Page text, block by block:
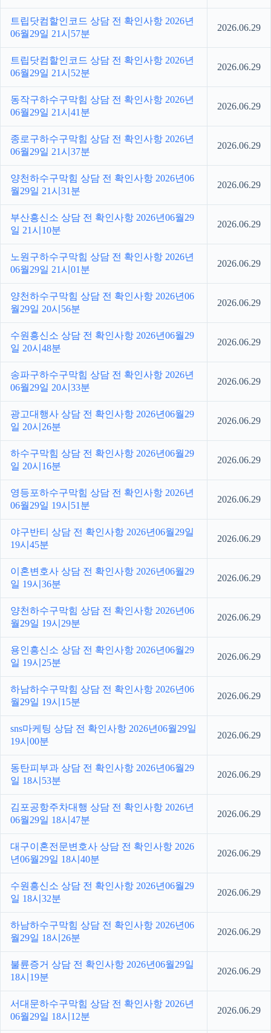
트립닷컴할인코드 상담 전 확인사항 2026년
06월29일 21시57분
2026.06.29
트립닷컴할인코드 상담 전 확인사항 2026년
06월29일 21시52분
2026.06.29
동작구하수구막힘 상담 전 확인사항 2026년
06월29일 21시41분
2026.06.29
종로구하수구막힘 상담 전 확인사항 2026년
06월29일 21시37분
2026.06.29
양천하수구막힘 상담 전 확인사항 2026년06
월29일 21시31분
2026.06.29
부산흥신소 상담 전 확인사항 2026년06월29
일 21시10분
2026.06.29
노원구하수구막힘 상담 전 확인사항 2026년
06월29일 21시01분
2026.06.29
양천하수구막힘 상담 전 확인사항 2026년06
월29일 20시56분
2026.06.29
수원흥신소 상담 전 확인사항 2026년06월29
일 20시48분
2026.06.29
송파구하수구막힘 상담 전 확인사항 2026년
06월29일 20시33분
2026.06.29
광고대행사 상담 전 확인사항 2026년06월29
일 20시26분
2026.06.29
하수구막힘 상담 전 확인사항 2026년06월29
일 20시16분
2026.06.29
영등포하수구막힘 상담 전 확인사항 2026년
06월29일 19시51분
2026.06.29
야구반티 상담 전 확인사항 2026년06월29일
19시45분
2026.06.29
이혼변호사 상담 전 확인사항 2026년06월29
일 19시36분
2026.06.29
양천하수구막힘 상담 전 확인사항 2026년06
월29일 19시29분
2026.06.29
용인흥신소 상담 전 확인사항 2026년06월29
일 19시25분
2026.06.29
하남하수구막힘 상담 전 확인사항 2026년06
월29일 19시15분
2026.06.29
sns마케팅 상담 전 확인사항 2026년06월29일
19시00분
2026.06.29
동탄피부과 상담 전 확인사항 2026년06월29
일 18시53분
2026.06.29
김포공항주차대행 상담 전 확인사항 2026년
06월29일 18시47분
2026.06.29
대구이혼전문변호사 상담 전 확인사항 2026
년06월29일 18시40분
2026.06.29
수원흥신소 상담 전 확인사항 2026년06월29
일 18시32분
2026.06.29
하남하수구막힘 상담 전 확인사항 2026년06
월29일 18시26분
2026.06.29
불륜증거 상담 전 확인사항 2026년06월29일
18시19분
2026.06.29
서대문하수구막힘 상담 전 확인사항 2026년
06월29일 18시12분
2026.06.29